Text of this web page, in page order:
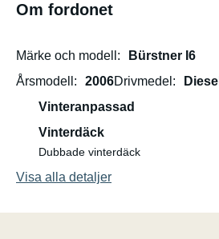
Om fordonet
Märke och modell
Bürstner I6
Årsmodell
2006Drivmedel Diesel
Vinteranpassad
Vinterdäck
Dubbade vinterdäck
Visa alla detaljer